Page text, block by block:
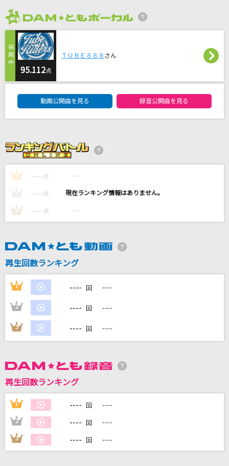
[生音]恋をして
HY
口移しのチョコレート
AKB48
[生音]ひと夏の経験
山口百恵
アンジュルム
[生音]歌うたいのバラッド
[生音]超える
[Alexandros]
[生音]アイノカタチ feat.HIDE(GReeeeN)
Misia
DAMに会員登録・ログインして
95.112点
ＴＵＢＥ８８８ さん
動画公開曲を見る 録音公開曲を見る
1 ---- 点 ----
---- 点 ----
3 ---- 点 ----
再生回数ランキング
1 ---- 回 ----
2 ---- 回 ----
3 ---- 回 ----
再生回数ランキング
1 ---- 回 ----
2 ---- 回 ----
3 ---- 回 ----